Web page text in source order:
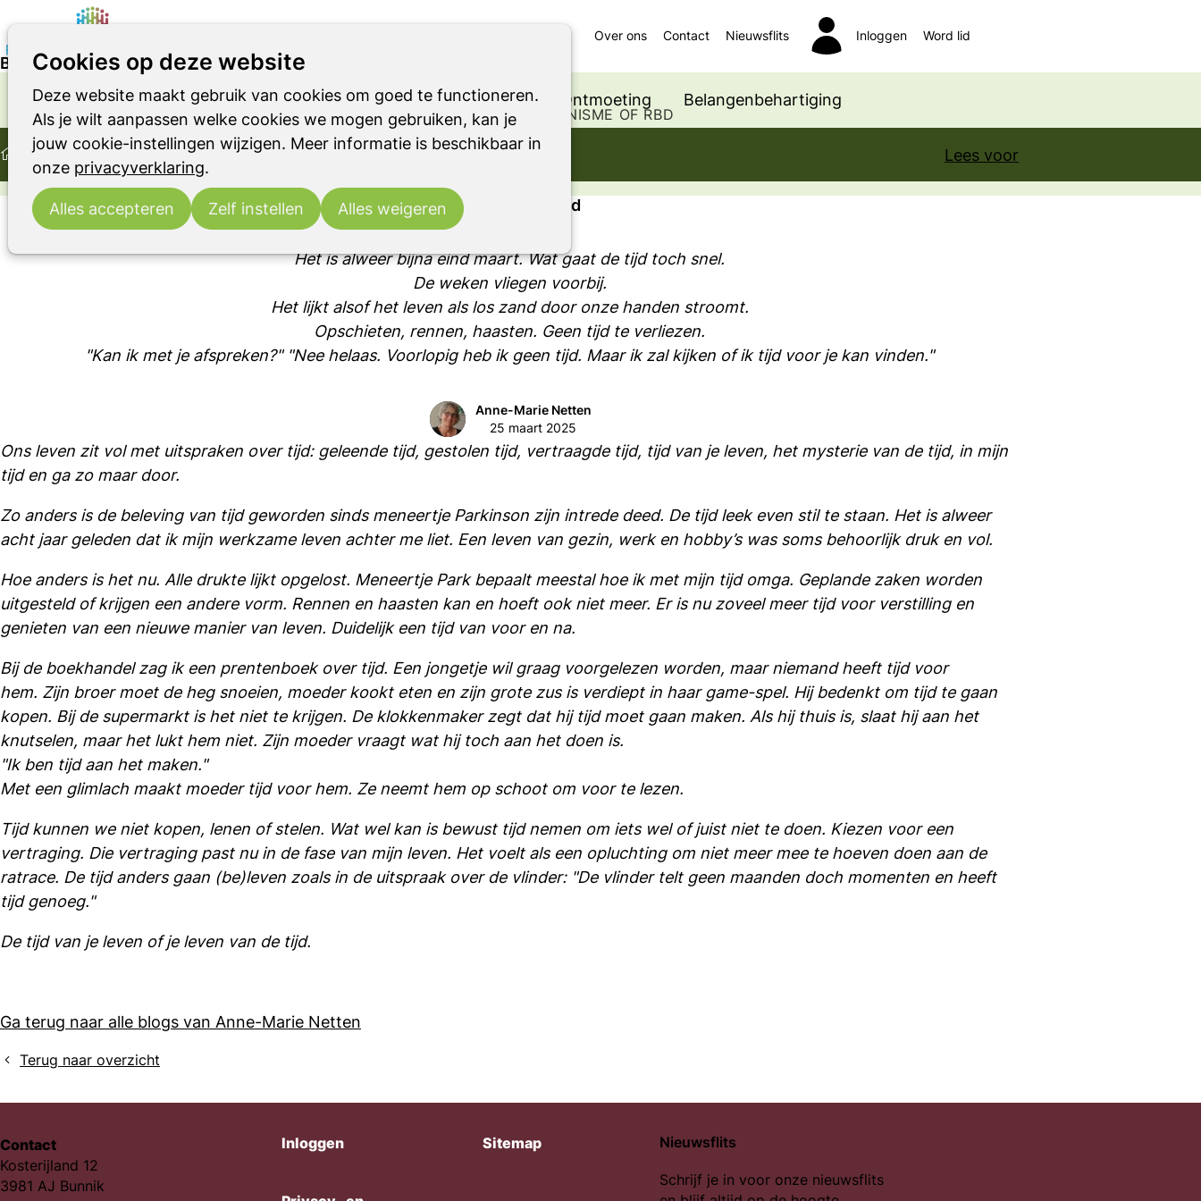
Cookies op deze website
Deze website maakt gebruik van cookies om goed te functioneren.
Als je wilt aanpassen welke cookies we mogen gebruiken, kan je
jouw cookie-instellingen wijzigen. Meer informatie is beschikbaar in
onze privacyverklaring.
Alles accepteren Zelf instellen Alles weigeren
Home
Parkinson Parkinsonismen RBD Ondersteuning Ontmoeting Belangenbehartiging
Over ons Contact Nieuwsflits Inloggen Word lid
Ontmoeting Ervaringsverhalen Blog: Vadertje Tijd Lees voor
Blog: Vadertje Tijd
OVER LEVEN MET DE ZIEKTE VAN PARKINSON OF EEN ANDER PARKINSONISME OF RBD
Ervaringsverhaal
Blog: Vadertje Tijd
Het is alweer bijna eind maart. Wat gaat de tijd toch snel.
De weken vliegen voorbij.
Het lijkt alsof het leven als los zand door onze handen stroomt.
Opschieten, rennen, haasten. Geen tijd te verliezen.
"Kan ik met je afspreken?" "Nee helaas. Voorlopig heb ik geen tijd. Maar ik zal kijken of ik tijd voor je kan vinden."
Anne-Marie Netten
25 maart 2025
Ons leven zit vol met uitspraken over tijd: geleende tijd, gestolen tijd, vertraagde tijd, tijd van je leven, het mysterie van de tijd, in mijn
tijd en ga zo maar door.
Zo anders is de beleving van tijd geworden sinds meneertje Parkinson zijn intrede deed. De tijd leek even stil te staan. Het is alweer
acht jaar geleden dat ik mijn werkzame leven achter me liet. Een leven van gezin, werk en hobby’s was soms behoorlijk druk en vol.
Hoe anders is het nu. Alle drukte lijkt opgelost. Meneertje Park bepaalt meestal hoe ik met mijn tijd omga. Geplande zaken worden
uitgesteld of krijgen een andere vorm. Rennen en haasten kan en hoeft ook niet meer. Er is nu zoveel meer tijd voor verstilling en
genieten van een nieuwe manier van leven. Duidelijk een tijd van voor en na.
Bij de boekhandel zag ik een prentenboek over tijd. Een jongetje wil graag voorgelezen worden, maar niemand heeft tijd voor
hem. Zijn broer moet de heg snoeien, moeder kookt eten en zijn grote zus is verdiept in haar game-spel. Hij bedenkt om tijd te gaan
kopen. Bij de supermarkt is het niet te krijgen. De klokkenmaker zegt dat hij tijd moet gaan maken. Als hij thuis is, slaat hij aan het
knutselen, maar het lukt hem niet. Zijn moeder vraagt wat hij toch aan het doen is.
"Ik ben tijd aan het maken."
Met een glimlach maakt moeder tijd voor hem. Ze neemt hem op schoot om voor te lezen.
Tijd kunnen we niet kopen, lenen of stelen. Wat wel kan is bewust tijd nemen om iets wel of juist niet te doen. Kiezen voor een
vertraging. Die vertraging past nu in de fase van mijn leven. Het voelt als een opluchting om niet meer mee te hoeven doen aan de
ratrace. De tijd anders gaan (be)leven zoals in de uitspraak over de vlinder: "De vlinder telt geen maanden doch momenten en heeft
tijd genoeg."
De tijd van je leven of je leven van de tijd.
Ga terug naar alle blogs van Anne-Marie Netten
Terug naar overzicht
Contact
Kosterijland 12
3981 AJ Bunnik
Inloggen Sitemap Nieuwsflits
Schrijf je in voor onze nieuwsflits